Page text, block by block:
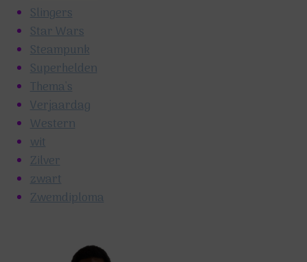
Slingers
Star Wars
Steampunk
Superhelden
Thema's
Verjaardag
Western
wit
Zilver
zwart
Zwemdiploma